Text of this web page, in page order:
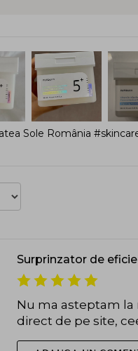
Sole România
Surprinzator de
Nu ma asteptam la
direct de pe site,